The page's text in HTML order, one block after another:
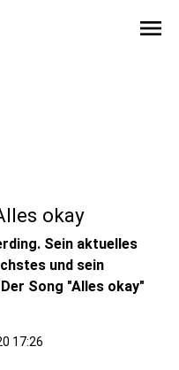
menu
okay
Sein aktuelles
und sein
Song "Alles okay"
17:26